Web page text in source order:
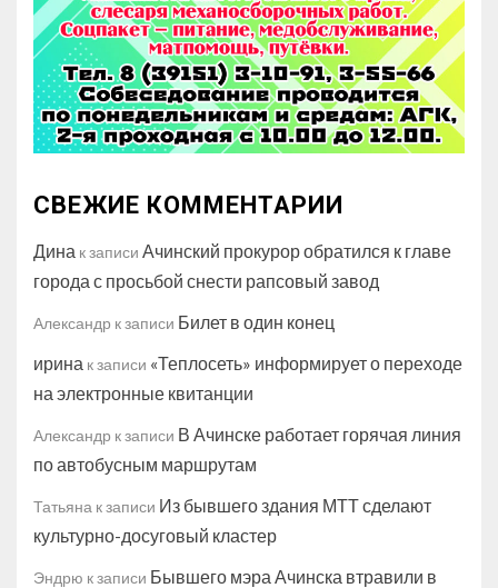
СВЕЖИЕ КОММЕНТАРИИ
Дина к записи Ачинский прокурор обратился к главе
города с просьбой снести рапсовый завод
Александр к записи Билет в один конец
ирина к записи «Теплосеть» информирует о переходе
на электронные квитанции
Александр к записи В Ачинске работает горячая линия
по автобусным маршрутам
Татьяна к записи Из бывшего здания МТТ сделают
культурно-досуговый кластер
Эндрю к записи Бывшего мэра Ачинска втравили в